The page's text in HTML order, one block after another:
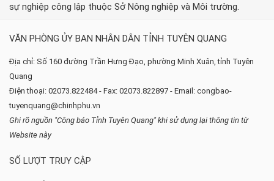
sự nghiệp công lập thuộc Sở Nông nghiệp và Môi trường.
VĂN PHÒNG ỦY BAN NHÂN DÂN TỈNH TUYÊN QUANG
Địa chỉ: Số 160 đường Trần Hưng Đạo, phường Minh Xuân, tỉnh Tuyên
Quang
Điện thoại: 02073.822484 - Fax: 02073.822897 - Email: congbao-
tuyenquang@chinhphu.vn
Ghi rõ nguồn "Công báo Tỉnh Tuyên Quang" khi sử dụng lại thông tin từ
Website này
SỐ LƯỢT TRUY CẬP